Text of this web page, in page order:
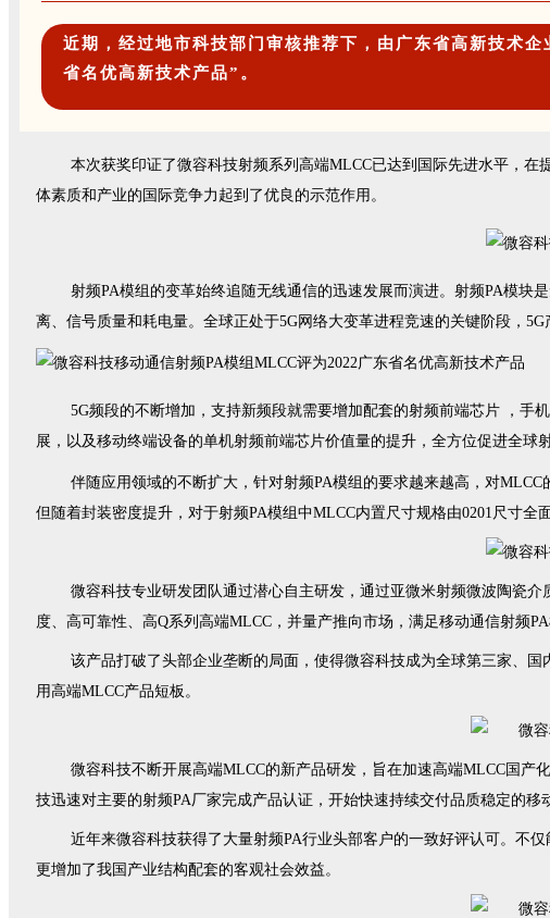
近期，经过地市科技部门审核推荐下，由广东省高新技术
省名优高新技术产品”。
本次获奖印证了微容科技射频系列高端MLCC已达到国际先进水平，
体素质和产业的国际竞争力起到了优良的示范作用。
射频PA模组的变革始终追随无线通信的迅速发展而演进。射频PA模块
离、信号质量和耗电量。全球正处于5G网络大变革进程竞速的关键阶段，
5G频段的不断增加，支持新频段就需要增加配套的射频前端芯片 ，手
展，以及移动终端设备的单机射频前端芯片价值量的提升，全方位促进全球
伴随应用领域的不断扩大，针对射频PA模组的要求越来越高，对MLCC
但随着封装密度提升， 对于射频PA模组中MLCC内置尺寸规格由0201尺寸全
微容科技专业研发团队通过潜心自主研发，通过亚微米射频微波陶瓷
度、高可靠性、高Q系列高端MLCC，并量产推向市场，满足移动通信射频PA
该产品打破了头部企业垄断的局面，使得微容科技成为全球第三家、
用高端MLCC产品短板。
微容科技不断开展高端MLCC的新产品研发，旨在加速高端MLCC国产
技迅速对主要的射频PA厂家完成产品认证，开始快速持续交付品质稳定的
近年来微容科技获得了大量射频PA行业头部客户的一致好评认可。 不仅
更增加了我国产业结构配套的客观社会效益。